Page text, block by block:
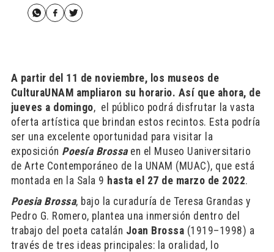
A partir del 11 de noviembre, los museos de
CulturaUNAM ampliaron su horario. Así que ahora, de
jueves a domingo, el público podrá disfrutar la vasta
oferta artística que brindan estos recintos. Esta podría
ser una excelente oportunidad para visitar la
exposición Poesía Brossaen el Museo Uaniversitario
de Arte Contemporáneo de la UNAM (MUAC), que está
montada en la Sala 9 hasta el 27 de marzo de 2022.
Poesia Brossa, bajo la curaduría de Teresa Grandas y
Pedro G. Romero, plantea una inmersión dentro del
trabajo del poeta catalán Joan Brossa (1919–1998) a
través de tres ideas principales: la oralidad, lo